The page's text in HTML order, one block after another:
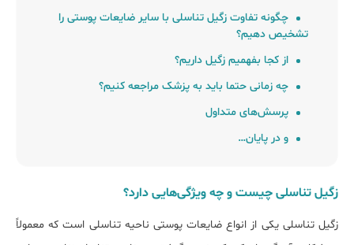
چگونه تفاوت زگیل تناسلی با سایر ضایعات پوستی را
تشخیص دهیم؟
از کجا بفهمیم زگیل داریم؟
چه زمانی حتما باید به پزشک مراجعه کنیم؟
پرسش‌های متداول
و در پایان…
زگیل تناسلی چیست و چه ویژگی‌هایی دارد؟
زگیل تناسلی یکی از انواع ضایعات پوستی ناحیه تناسلی است که معمولاً